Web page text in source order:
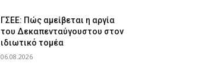
ΓΣΕΕ: Πώς αμείβεται η αργία
του Δεκαπενταύγουστου στον
ιδιωτικό τομέα
06.08.2026